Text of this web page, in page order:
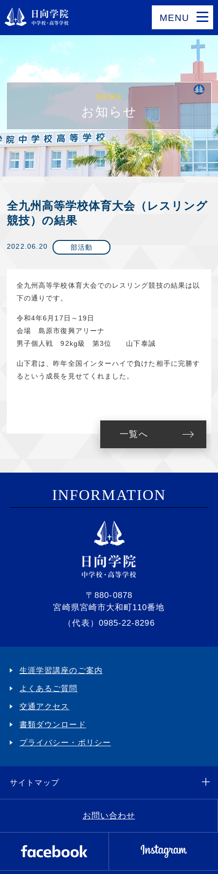
MENU
NEWS
お知らせ
全九州高等学校体育大会（レスリング
競技）の結果
2022.06.20 部活動
全九州高等学校体育大会でのレスリング競技の結果は以
下の通りです。
令和4年6月17日～19日
会場 島原市復興アリーナ
男子個人戦92kg級 第3位 山下泰誠
山下君は、昨年全国インターハイで負けた相手に完勝す
るという成長を見せてくれました。
一覧へ
INFORMATION
〒880-0878
宮崎県宮崎市大和町110番地
（代表）0985-22-8296
生涯学習講座のご案内
よくあるご質問
交通アクセス
書類ダウンロード
プライバシー・ポリシー
サイトマップ
お問い合わせ